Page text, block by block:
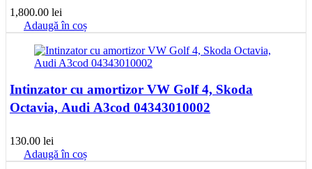
1,800.00 lei
Adaugă în coș
Intinzator cu amortizor VW Golf 4, Skoda
Octavia, Audi A3cod 04343010002
130.00 lei
Adaugă în coș